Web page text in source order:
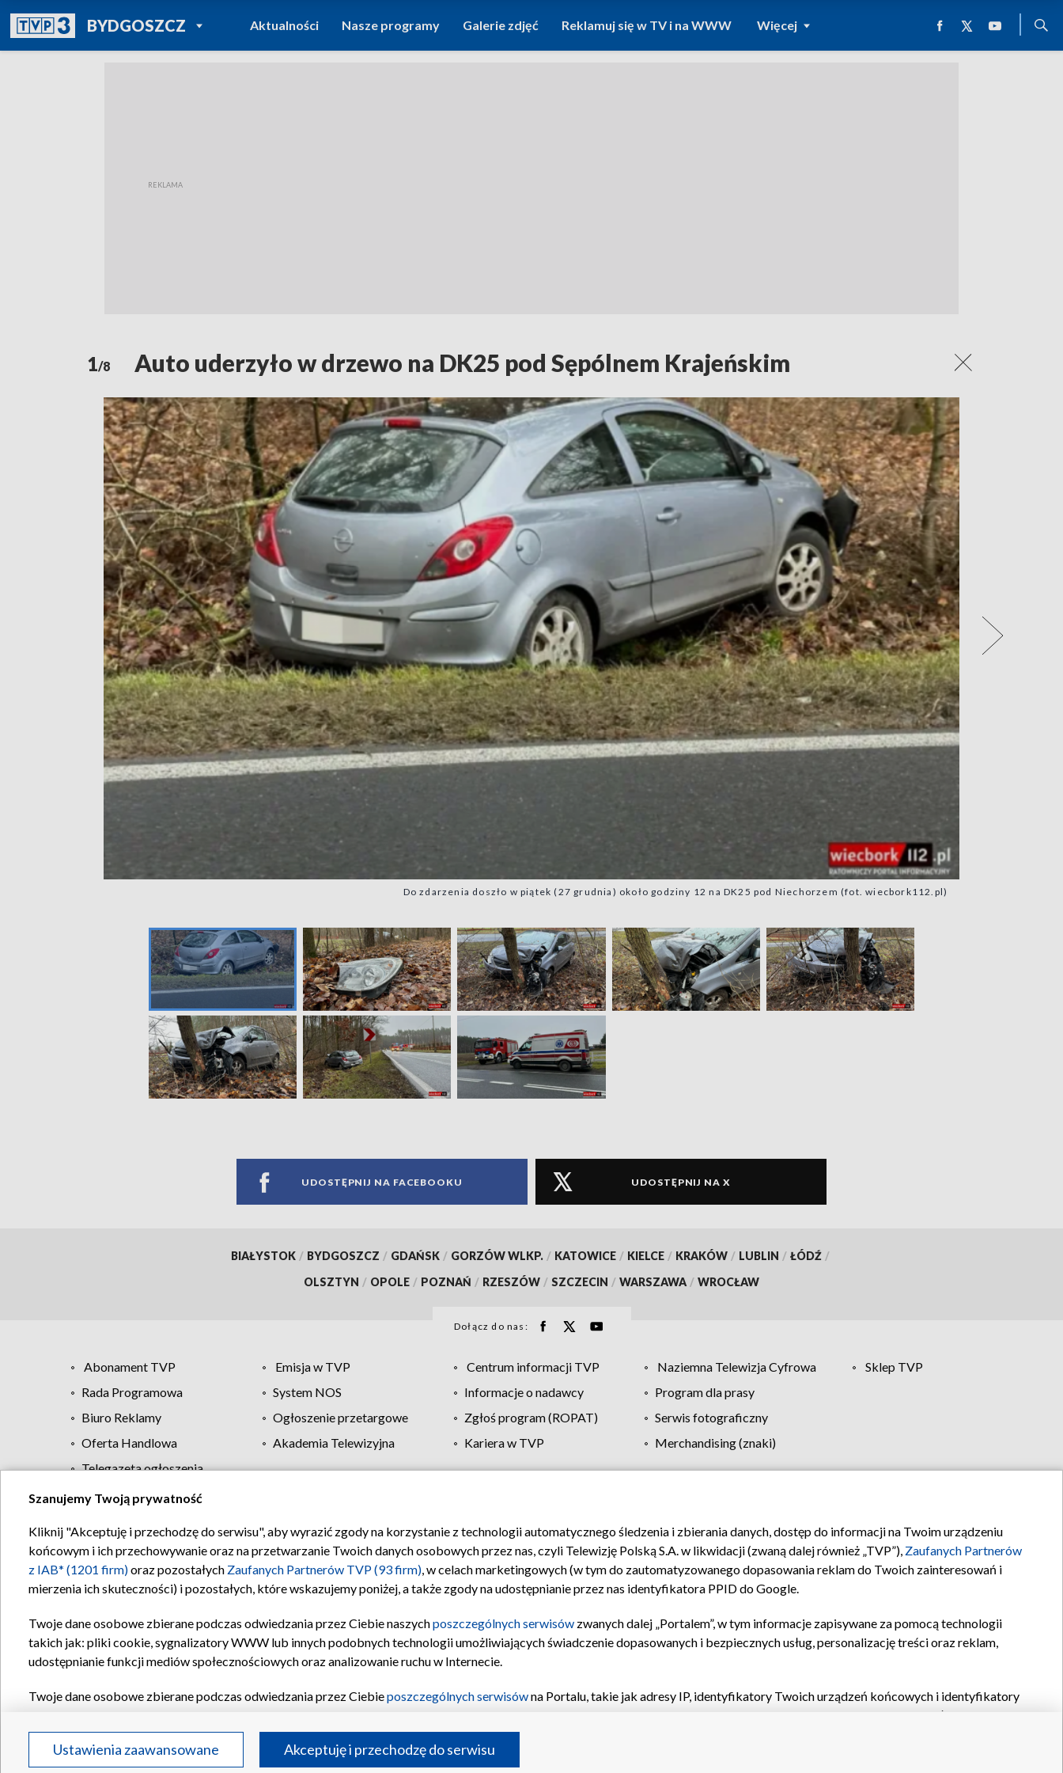
BYDGOSZCZPOWRÓT DO
TVP REGIONY
Aktualności Nasze programy Galerie zdjęć Reklamuj się w TV i na WWW Więcej
1/8 Auto uderzyło w drzewo na DK25 pod Sępólnem Krajeńskim
Do zdarzenia doszło w piątek (27 grudnia) około godziny 12 na DK25 pod Niechorzem (fot. wiecbork112.pl)
UDOSTĘPNIJ NA FACEBOOKU UDOSTĘPNIJ NA X
BIAŁYSTOK / BYDGOSZCZ / GDAŃSK / GORZÓW WLKP. / KATOWICE / KIELCE / KRAKÓW / LUBLIN / ŁÓDŹ /
OLSZTYN / OPOLE / POZNAŃ / RZESZÓW / SZCZECIN / WARSZAWA / WROCŁAW
Dołącz do nas:
Abonament TVP Emisja w TVP Centrum informacji TVP Naziemna Telewizja Cyfrowa
Sklep TVP
Rada Programowa
System NOS Informacje o nadawcy
Program dla prasy
Biuro Reklamy
Ogłoszenie przetargowe Zgłoś program (ROPAT)
Serwis fotograficzny
Oferta Handlowa
Akademia Telewizyjna Kariera w TVP
Merchandising (znaki)
Telegazeta ogłoszenia
Regulamin TVP Polityka prywatności Moje zgody Pomoc Biuro reklamy Kontakt
Szanujemy Twoją prywatność
Kliknij "Akceptuję i przechodzę do serwisu", aby wyrazić zgody na korzystanie z technologii automatycznego śledzenia i zbierania danych, dostęp do informacji na Twoim urządzeniu
końcowym i ich przechowywanie oraz na przetwarzanie Twoich danych osobowych przez nas, czyli Telewizję Polską S.A. w likwidacji (zwaną dalej również „TVP”), Zaufanych Partnerów
z IAB* (1201 firm)oraz pozostałych Zaufanych Partnerów TVP (93 firm), w celach marketingowych (w tym do zautomatyzowanego dopasowania reklam do Twoich zainteresowań i
mierzenia ich skuteczności) i pozostałych, które wskazujemy poniżej, a także zgody na udostępnianie przez nas identyfikatora PPID do Google.
Twoje dane osobowe zbierane podczas odwiedzania przez Ciebie naszychposzczególnych serwisów zwanych dalej „Portalem”, w tym informacje zapisywane za pomocą technologii
takich jak: pliki cookie, sygnalizatory WWW lub innych podobnych technologii umożliwiających świadczenie dopasowanych i bezpiecznych usług, personalizację treści oraz reklam,
udostępnianie funkcji mediów społecznościowych oraz analizowanie ruchu w Internecie.
Twoje dane osobowe zbierane podczas odwiedzania przez Ciebieposzczególnych serwisówna Portalu, takie jak adresy IP, identyfikatory Twoich urządzeń końcowych i identyfikatory
oraz pozostałych
Partnerów TVPdla realizacji następujących celów i funkcji: przechowywania informacji na urządzeniu lub dostęp do nich, wyboru podstawowych reklam, wyboru spersonalizowanych
reklam, tworzenia profilu spersonalizowanych reklam, tworzenia profilu spersonalizowanych treści, wyboru spersonalizowanych treści, pomiaru wydajności reklam, pomiaru wydajności
Ustawienia zaawansowane Akceptuję i przechodzę do serwisu